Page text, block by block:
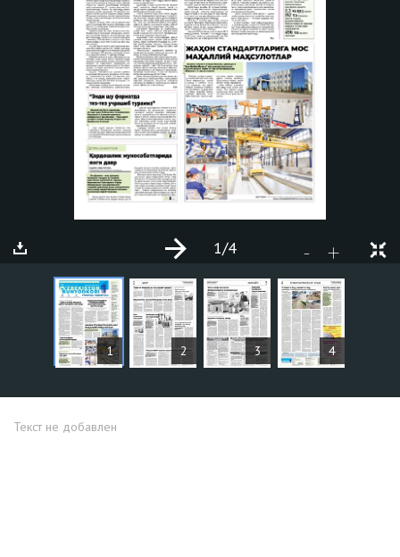
1 2 3 4
- +
1/4
СТАТЬИ
Текст не добавлен